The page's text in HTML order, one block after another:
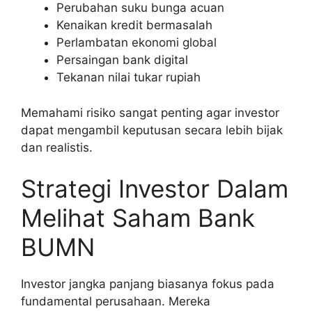
Perubahan suku bunga acuan
Kenaikan kredit bermasalah
Perlambatan ekonomi global
Persaingan bank digital
Tekanan nilai tukar rupiah
Memahami risiko sangat penting agar investor
dapat mengambil keputusan secara lebih bijak
dan realistis.
Strategi Investor Dalam
Melihat Saham Bank
BUMN
Investor jangka panjang biasanya fokus pada
fundamental perusahaan. Mereka